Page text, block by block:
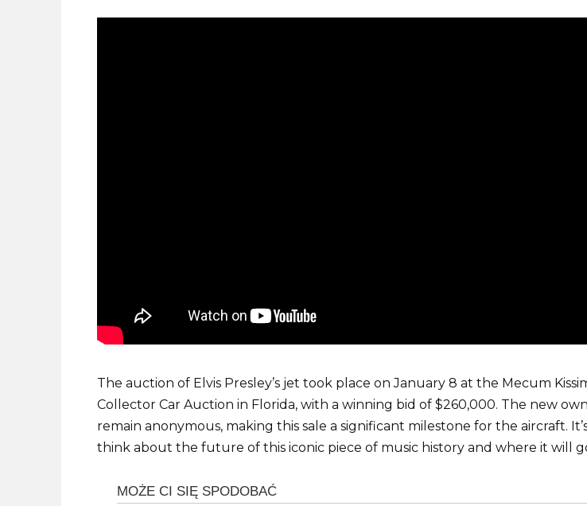
The auction of Elvis Presley’s jet took place on January 8 at the Mecum
Collector Car Auction in Florida, with a winning bid of $260,000. The new
remain anonymous, making this sale a significant milestone for the aircraft.
think about the future of this iconic piece of music history and where it will